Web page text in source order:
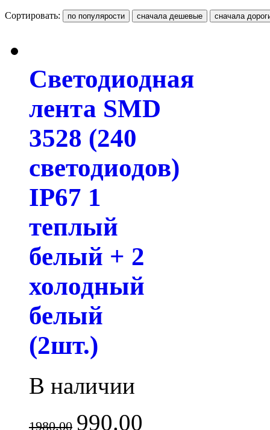
Сортировать:
Светодиодная
лента SMD
3528 (240
светодиодов)
IP67 1
теплый
белый + 2
холодный
белый
(2шт.)
В наличии
1980.00 990.00